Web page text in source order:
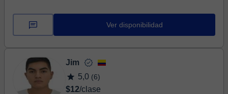
Ver disponibilidad
Jim
5,0 (6)
$12/clase